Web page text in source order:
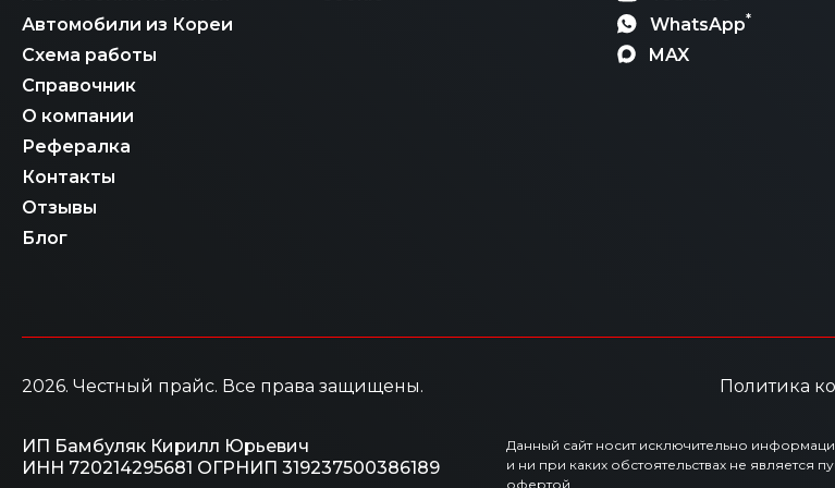
Автомобили из Кореи
Схема работы
Справочник
О компании
Рефералка
Контакты
Отзывы
Блог
WhatsApp*
MAX
2026. Честный прайс. Все права защищены. Политика
ИП Бамбуляк Кирилл Юрьевич
ИНН 720214295681 ОГРНИП 319237500386189
Данный сайт носит исключительно
и ни при каких обстоятельствах не является
офертой